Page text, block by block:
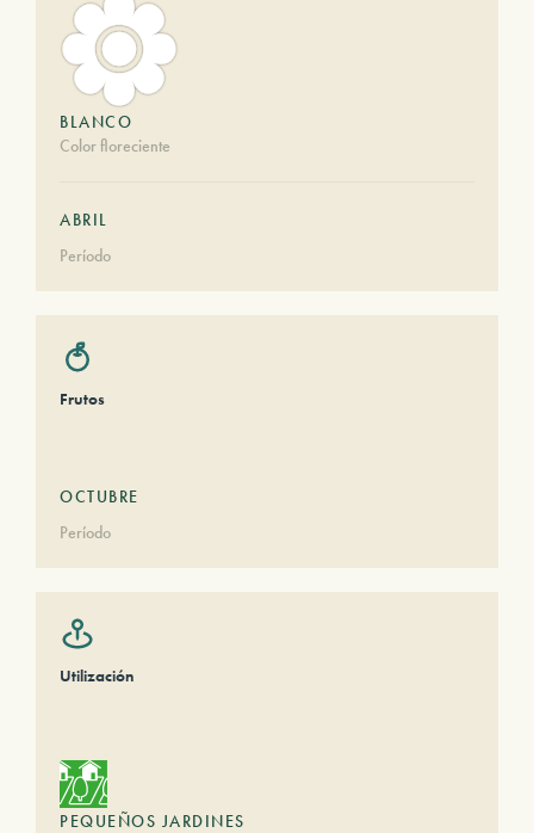
BLANCO
Color floreciente
ABRIL
Período
Frutos
OCTUBRE
Período
Utilización
PEQUEÑOS JARDINES